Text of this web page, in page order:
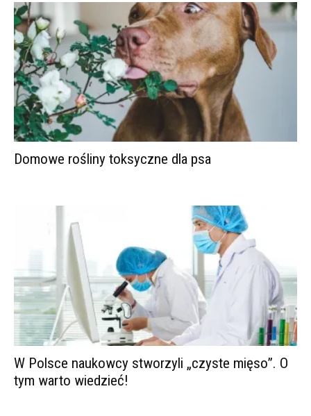
Domowe rośliny toksyczne dla psa
W Polsce naukowcy stworzyli „czyste mięso”. O
tym warto wiedzieć!